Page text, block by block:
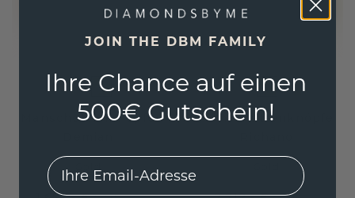
Manschettenknöpfe
Manschettenknöpfe
JOIN THE DBM FAMILY
Ihre Chance auf einen
500€ Gutschein!
EMail